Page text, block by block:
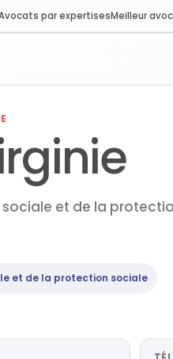
par expertisesMeilleur
et de la
et de la protection sociale